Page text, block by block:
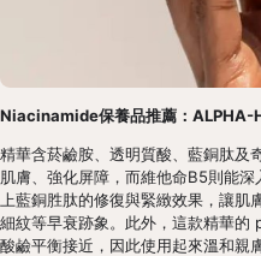
Niacinamide保養品推薦：ALPHA-
精華含菸鹼胺、透明質酸、藍銅肽及
肌膚、強化屏障，而維他命B5則能
上藍銅胜肽的修復與緊緻效果，讓肌
細紋等早衰跡象。此外，這款精華
酸鹼平衡接近，因此使用起來溫和親